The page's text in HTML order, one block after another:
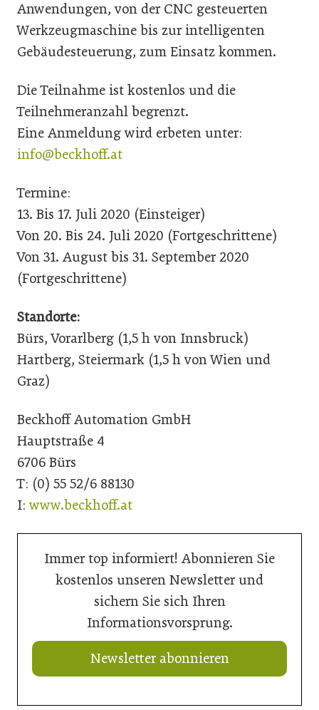
Anwendungen, von der CNC gesteuerten
Werkzeugmaschine bis zur intelligenten
Gebäudesteuerung, zum Einsatz kommen.
Die Teilnahme ist kostenlos und die
Teilnehmeranzahl begrenzt.
Eine Anmeldung wird erbeten unter:
info@beckhoff.at
Termine:
13. Bis 17. Juli 2020 (Einsteiger)
Von 20. Bis 24. Juli 2020 (Fortgeschrittene)
Von 31. August bis 31. September 2020
(Fortgeschrittene)
Standorte:
Bürs, Vorarlberg (1,5 h von Innsbruck)
Hartberg, Steiermark (1,5 h von Wien und
Graz)
Beckhoff Automation GmbH
Hauptstraße 4
6706 Bürs
T: (0) 55 52/6 88130
I:www.beckhoff.at
Immer top informiert! Abonnieren Sie
kostenlos unseren Newsletter und
sichern Sie sich Ihren
Informationsvorsprung.
Newsletter abonnieren